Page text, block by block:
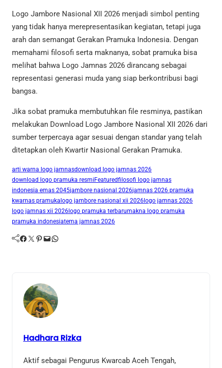
Logo Jambore Nasional XII 2026 menjadi simbol penting
yang tidak hanya merepresentasikan kegiatan, tetapi juga
arah dan semangat Gerakan Pramuka Indonesia. Dengan
memahami filosofi serta maknanya, sobat pramuka bisa
melihat bahwa Logo Jamnas 2026 dirancang sebagai
representasi generasi muda yang siap berkontribusi bagi
bangsa.
Jika sobat pramuka membutuhkan file resminya, pastikan
melakukan Download Logo Jambore Nasional XII 2026 dari
sumber terpercaya agar sesuai dengan standar yang telah
ditetapkan oleh Kwartir Nasional Gerakan Pramuka.
arti warna logo jamnasdownload logo jamnas 2026
download logo pramuka resmiFeaturedfilosofi logo jamnas
indonesia emas 2045jambore nasional 2026jamnas 2026 pramuka
kwarnas pramukalogo jambore nasional xii 2026logo jamnas 2026
logo jamnas xii 2026logo pramuka terbarumakna logo pramuka
pramuka indonesiatema jamnas 2026
Facebook Twitter Pinterest Mail WhatsApp
Hadhara Rizka
Aktif sebagai Pengurus Kwarcab Aceh Tengah,